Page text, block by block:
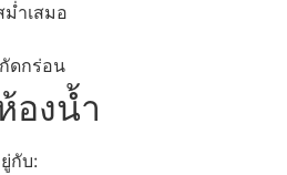
ำเสมอ
ดกร่อน
องน้ำ
กับ: